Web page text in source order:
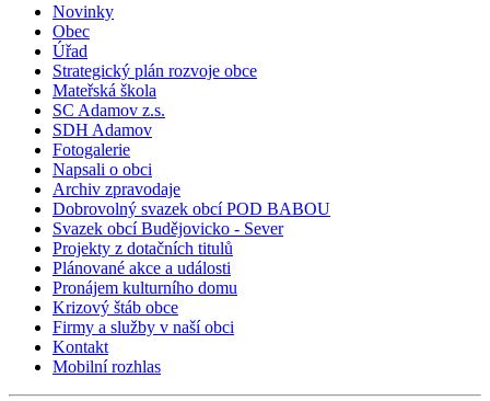
Novinky
Obec
Úřad
Strategický plán rozvoje obce
Mateřská škola
SC Adamov z.s.
SDH Adamov
Fotogalerie
Napsali o obci
Archiv zpravodaje
Dobrovolný svazek obcí POD BABOU
Svazek obcí Budějovicko - Sever
Projekty z dotačních titulů
Plánované akce a události
Pronájem kulturního domu
Krizový štáb obce
Firmy a služby v naší obci
Kontakt
Mobilní rozhlas